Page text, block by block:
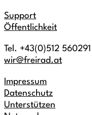
Support
Öffentlichkeit
Tel. +43(0)512 560291
wir@freirad.at
Impressum
Datenschutz
Unterstützen